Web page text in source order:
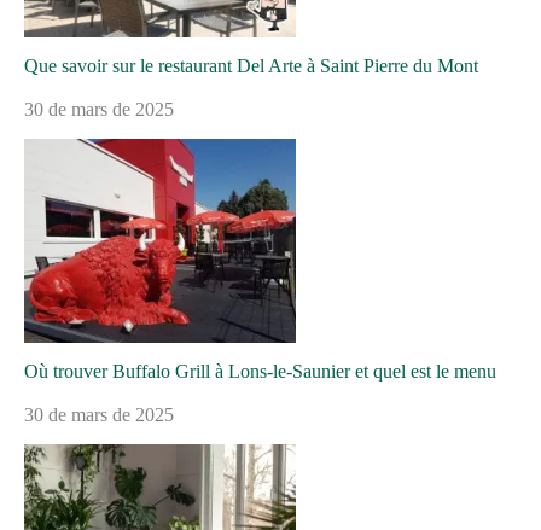
Que savoir sur le restaurant Del Arte à Saint Pierre du Mont
30 de mars de 2025
Où trouver Buffalo Grill à Lons-le-Saunier et quel est le menu
30 de mars de 2025